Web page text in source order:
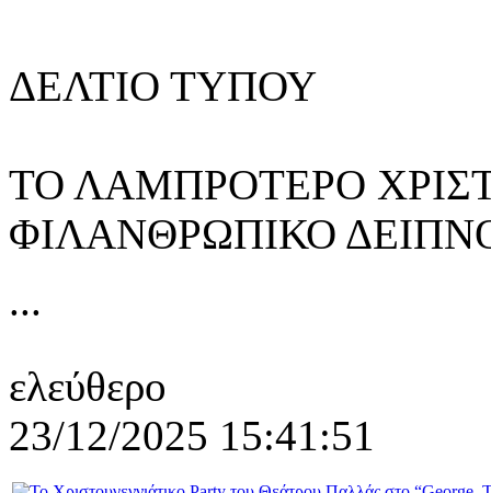
ΔΕΛΤΙΟ ΤΥΠΟΥ
ΤΟ ΛΑΜΠΡΟΤΕΡΟ
ΦΙΛΑΝΘΡΩΠΙΚΟ
...
ελεύθερο
23/12/2025 15:41:51